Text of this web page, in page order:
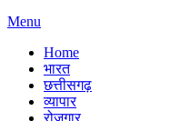
Menu
Home
भारत
छत्तीसगढ़
व्यापार